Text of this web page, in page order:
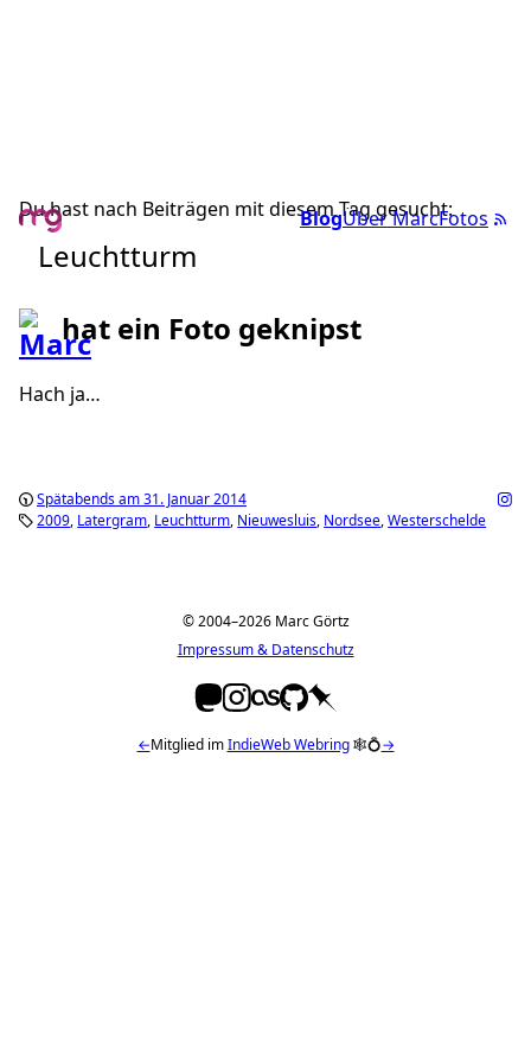
BlogÜber MarcFotos
Du hast nach Beiträgen mit diesem Tag gesucht:
Leuchtturm
hat ein Foto geknipst
Hach ja…
Spätabends am 31. Januar 2014
2009 Latergram Leuchtturm Nieuwesluis Nordsee Westerschelde
© 2004–2026 Marc Görtz
Impressum & Datenschutz
←Mitglied imIndieWeb Webring🕸💍→